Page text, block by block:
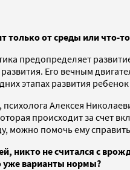
только от среды или что-
предопределяет
Его вечным
этапах развития
психолога Алексея
происходит за счет
можно помочь ему
никто не считался с
уже варианты нормы?